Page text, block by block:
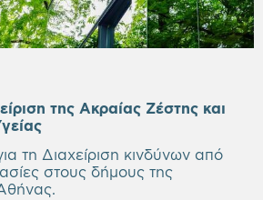
της Aκραίας Ζέστης και
τη Διαχείριση κινδύνων από
στους δήμους της